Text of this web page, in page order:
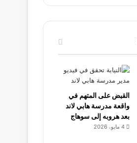
القبض على المتهم في
واقعة مدرسة هابي لاند
بعد هروبه إلى سوهاج
4 مايو، 2026